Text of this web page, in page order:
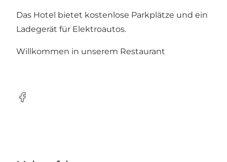
Das Hotel bietet kostenlose Parkplätze und ein
Ladegerät für Elektroautos.
Willkommen in unserem Restaurant
Facebook